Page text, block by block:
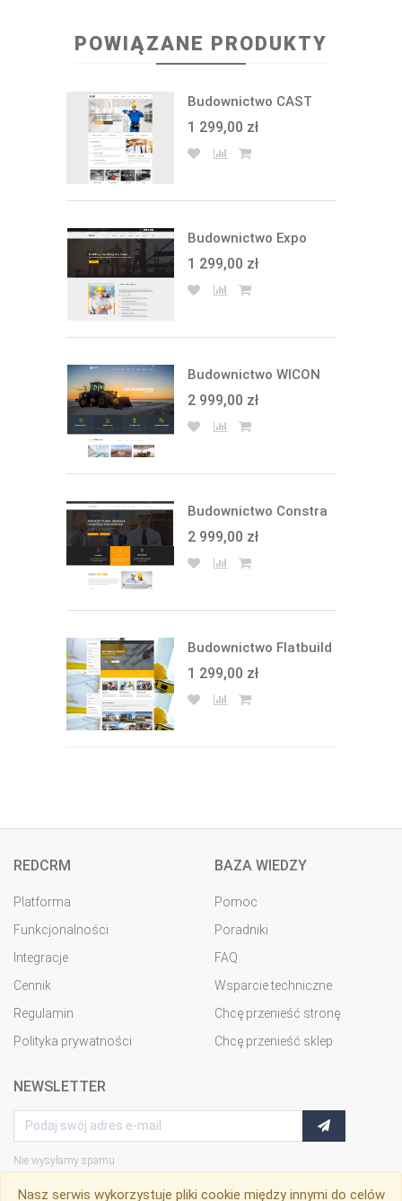
POWIĄZANE PRODUKTY
Budownictwo CAST
1 299,00 zł
Budownictwo Expo
1 299,00 zł
Budownictwo WICON
2 999,00 zł
Budownictwo Constra
2 999,00 zł
Budownictwo Flatbuild
1 299,00 zł
REDCRM
Platforma
Funkcjonalności
Integracje
Cennik
Regulamin
Polityka prywatności
BAZA WIEDZY
Pomoc
Poradniki
FAQ
Wsparcie techniczne
Chcę przenieść stronę
Chcę przenieść sklep
NEWSLETTER
Nie wysyłamy spamu
Nasz serwis wykorzystuje pliki cookie między innymi do celów